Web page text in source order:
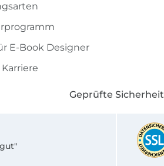
E-Book Designer
Geprüfte Sicherheit